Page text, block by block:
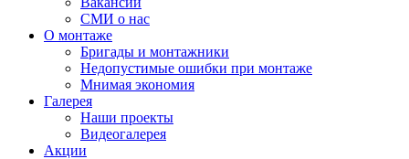
СМИ о нас
О монтаже
Бригады и монтажники
Недопустимые ошибки при монтаже
Мнимая экономия
Галерея
Наши проекты
Видеогалерея
Акции